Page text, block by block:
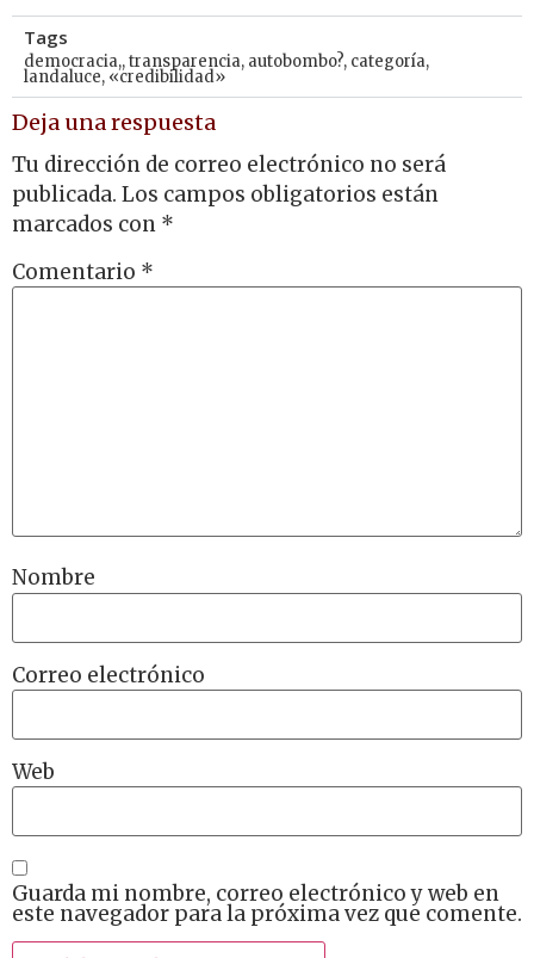
Tags
democracia,,transparencia, autobombo?, categoría,
landaluce, «credibilidad»
Deja una respuesta
Tu dirección de correo electrónico no será
publicada. Los campos obligatorios están
marcados con *
Comentario *
Nombre
Correo electrónico
Web
Guarda mi nombre, correo electrónico y web en
este navegador para la próxima vez que comente.